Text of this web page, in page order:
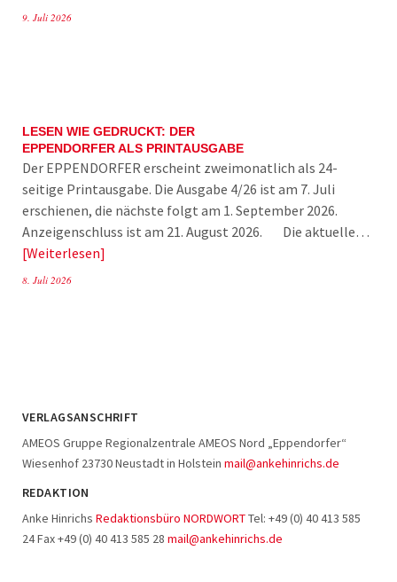
9. Juli 2026
LESEN WIE GEDRUCKT: DER
EPPENDORFER ALS PRINTAUSGABE
Der EPPENDORFER erscheint zweimonatlich als 24-
seitige Printausgabe. Die Ausgabe 4/26 ist am 7. Juli
erschienen, die nächste folgt am 1. September 2026.
Anzeigenschluss ist am 21. August 2026. Die aktuelle…
Weiterlesen
8. Juli 2026
VERLAGSANSCHRIFT
AMEOS Gruppe Regionalzentrale AMEOS Nord „Eppendorfer“
Wiesenhof 23730 Neustadt in Holstein mail@ankehinrichs.de
REDAKTION
Anke Hinrichs Redaktionsbüro NORDWORTTel: +49 (0) 40 413 585
24 Fax +49 (0) 40 413 585 28 mail@ankehinrichs.de